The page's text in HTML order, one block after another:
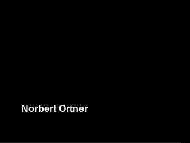
Norbert Ortner